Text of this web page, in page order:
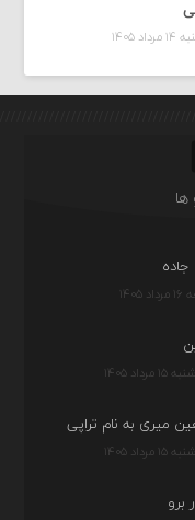
۱۴۰۵
۱۴۰۵
میری به نام تراپی
۱۴۰۵
برو